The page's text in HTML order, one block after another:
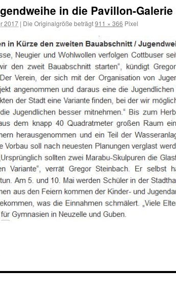
in die Pavillon-Galerie
2017 | Die Originalgröße beträgt911 × 366 Pixel